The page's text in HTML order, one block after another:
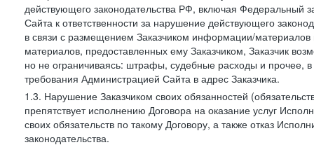
действующего законодательства РФ, включая
Сайта к ответственности за нарушение действующего
в связи с размещением Заказчиком информации/
материалов, предоставленных ему Заказчиком, Заказчик
но не ограничиваясь: штрафы, судебные расходы и прочее,
требования Администрацией Сайта в адрес Заказчика.
1.3. Нарушение Заказчиком своих обязанностей
препятствует исполнению Договора на оказание услуг
своих обязательств по такому Договору, а также отказ
законодательства.